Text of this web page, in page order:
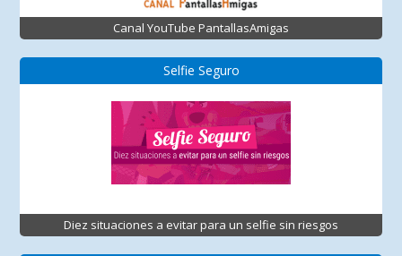
Canal YouTube PantallasAmigas
Selfie Seguro
Diez situaciones a evitar para un selfie sin riesgos